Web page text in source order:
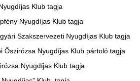
Klub tagja
Nyugdíjas Klub tagja
Szakszervezeti Nyugdíjas Klub tagja
Őszirózsa Nyugdíjas Klub pártoló tagja
Nyugdíjas Klub tagja